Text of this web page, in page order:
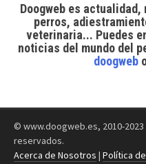
Doogweb es
perros,
veterinaria... Puedes
noticias del mundo del
doogweb
© www.doogweb.es, 2010-2023
reservados.
Acerca de Nosotros | Política